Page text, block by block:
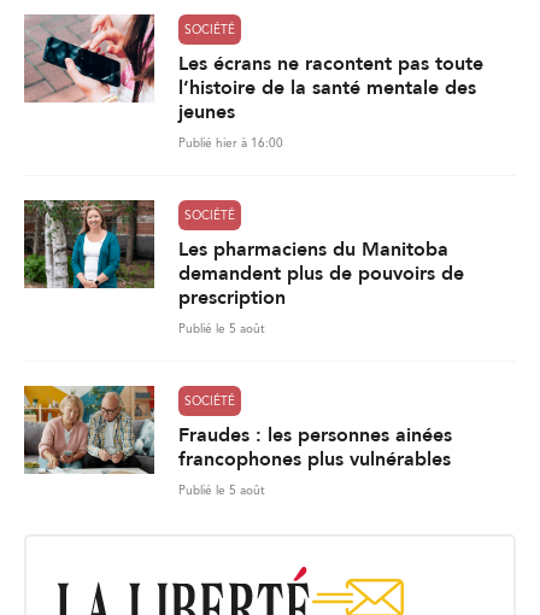
SOCIÉTÉ
Les écrans ne racontent pas toute
l’histoire de la santé mentale des
jeunes
Publié hier à 16:00
SOCIÉTÉ
Les pharmaciens du Manitoba
demandent plus de pouvoirs de
prescription
Publié le 5 août
SOCIÉTÉ
Fraudes : les personnes ainées
francophones plus vulnérables
Publié le 5 août